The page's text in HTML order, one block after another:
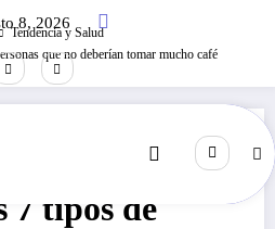
8, 2026
Tendencia y Salud
que no deberían tomar mucho café
7 tipos de